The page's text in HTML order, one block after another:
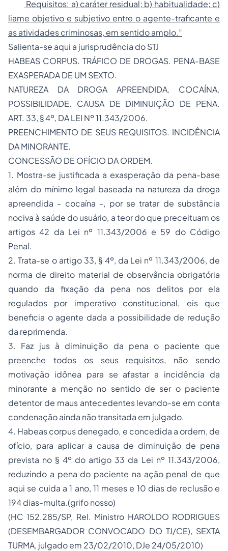
Requisitos: a) caráter residual; b) habitualidade; c)
liame objetivo e subjetivo entre o agente-traficante e
as atividades criminosas, em sentido amplo.”
Salienta-se aqui a jurisprudência do STJ
HABEAS CORPUS. TRÁFICO DE DROGAS. PENA-BASE
EXASPERADA DE UM SEXTO.
NATUREZA DA DROGA APREENDIDA. COCAÍNA.
POSSIBILIDADE. CAUSA DE DIMINUIÇÃO DE PENA.
ART. 33, § 4º, DA LEI Nº 11.343/2006.
PREENCHIMENTO DE SEUS REQUISITOS. INCIDÊNCIA
DA MINORANTE.
CONCESSÃO DE OFÍCIO DA ORDEM.
1. Mostra-se justificada a exasperação da pena-base
além do mínimo legal baseada na natureza da droga
apreendida - cocaína -, por se tratar de substância
nociva à saúde do usuário, a teor do que preceituam os
artigos 42 da Lei nº 11.343/2006 e 59 do Código
Penal.
2. Trata-se o artigo 33, § 4º, da Lei nº 11.343/2006, de
norma de direito material de observância obrigatória
quando da fixação da pena nos delitos por ela
regulados por imperativo constitucional, eis que
beneficia o agente dada a possibilidade de redução
da reprimenda.
3. Faz jus à diminuição da pena o paciente que
preenche todos os seus requisitos, não sendo
motivação idônea para se afastar a incidência da
minorante a menção no sentido de ser o paciente
detentor de maus antecedentes levando-se em conta
condenação ainda não transitada em julgado.
4. Habeas corpus denegado, e concedida a ordem, de
ofício, para aplicar a causa de diminuição de pena
prevista no § 4º do artigo 33 da Lei nº 11.343/2006,
reduzindo a pena do paciente na ação penal de que
aqui se cuida a 1 ano, 11 meses e 10 dias de reclusão e
194 dias-multa.(grifo nosso)
(HC 152.285/SP, Rel. Ministro HAROLDO RODRIGUES
(DESEMBARGADOR CONVOCADO DO TJ/CE), SEXTA
TURMA, julgado em 23/02/2010, DJe 24/05/2010)